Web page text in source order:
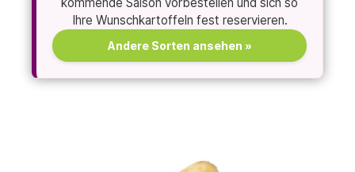
Ihre Wunschkartoffeln fest reservieren.
Andere Sorten ansehen »